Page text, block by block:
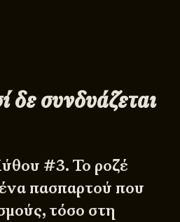
δε συνδυάζεται
#3. Το ροζέ
πασπαρτού που
τόσο στη